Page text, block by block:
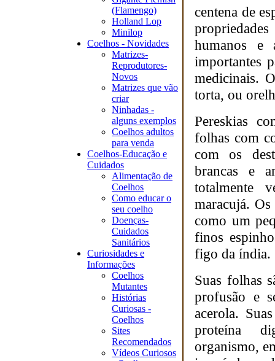
(Flamengo)
Holland Lop
Minilop
Coelhos - Novidades
Matrizes-
Reprodutores-
Novos
Matrizes que vão
criar
Ninhadas -
alguns exemplos
Coelhos adultos
para venda
Coelhos-Educação e
Cuidados
Alimentação de
Coelhos
Como educar o
seu coelho
Doenças-
Cuidados
Sanitários
Curiosidades e
Informações
Coelhos
Mutantes
Histórias
Curiosas -
Coelhos
Sites
Recomendados
Vídeos Curiosos
centena de
humanos e
importantes
medicinais.
torta, ou
Pereskias
folhas com
com os
brancas e
totalmente
maracujá.
como um
finos
figo da índia.
Suas folhas
profusão e
acerola.
proteína
organismo,